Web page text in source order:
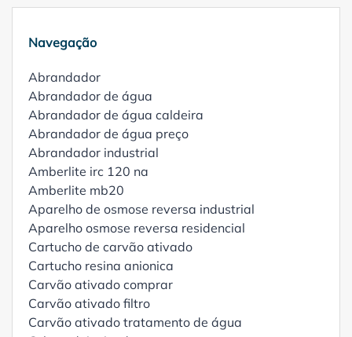
Navegação
Abrandador
Abrandador de água
Abrandador de água caldeira
Abrandador de água preço
Abrandador industrial
Amberlite irc 120 na
Amberlite mb20
Aparelho de osmose reversa industrial
Aparelho osmose reversa residencial
Cartucho de carvão ativado
Cartucho resina anionica
Carvão ativado comprar
Carvão ativado filtro
Carvão ativado tratamento de água